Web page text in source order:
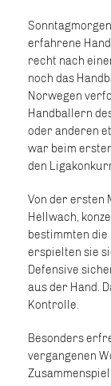
erfahrene
recht nach
noch das
Norwegen
Handballern
oder anderen
war beim
den
Von der ersten
Hellwach,
bestimmten die
erspielten sie
Defensive
aus der Hand.
Kontrolle.
Besonders
vergangenen